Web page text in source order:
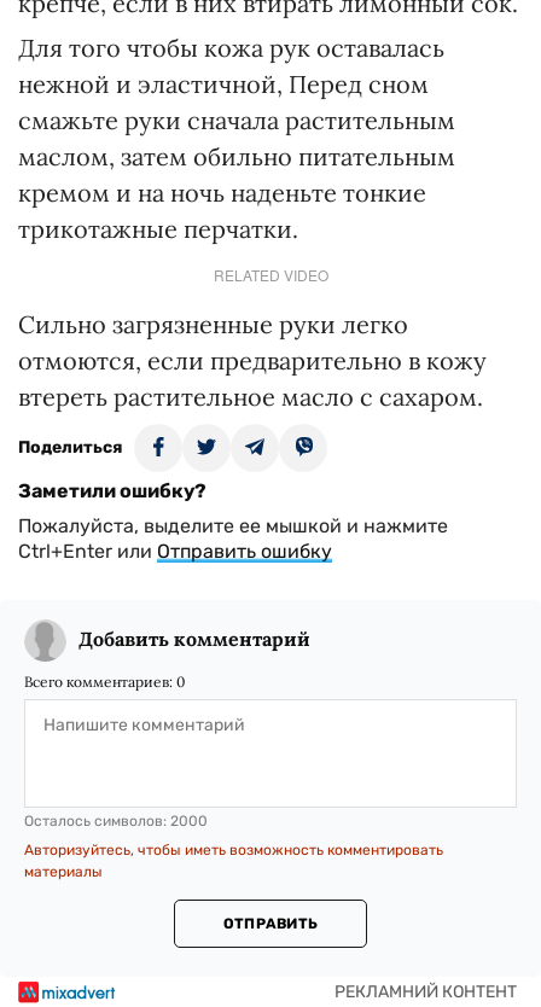
Для того чтобы кожа рук оставалась
нежной и эластичной, Перед сном
смажьте руки сначала растительным
маслом, затем обильно питательным
кремом и на ночь наденьте тонкие
трикотажные перчатки.
RELATED VIDEO
Сильно загрязненные руки легко
отмоются, если предварительно в кожу
втереть растительное масло с сахаром.
Поделиться
Заметили ошибку?
Пожалуйста, выделите ее мышкой и нажмите
Ctrl+Enter или Отправить ошибку
Добавить комментарий
Всего комментариев: 0
Осталось символов: 2000
Авторизуйтесь, чтобы иметь возможность комментировать
материалы
ОТПРАВИТЬ